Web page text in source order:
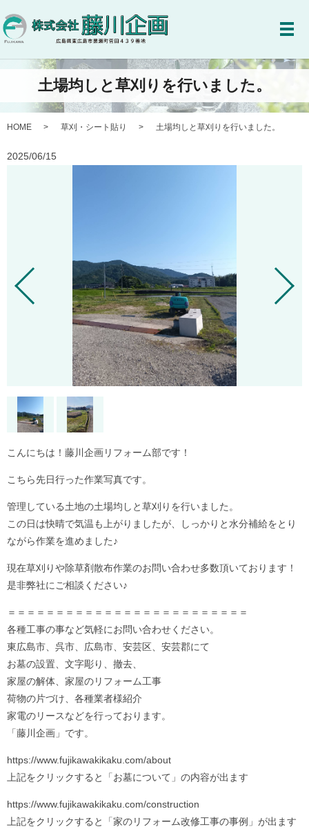
メ
土場均しと草刈りを行いました。
HOME 草刈・シート貼り 土場均しと草刈りを行いました。
2025/06/15
こんにちは！藤川企画リフォーム部です！
こちら先日行った作業写真です。
管理している土地の土場均しと草刈りを行いました。
この日は快晴で気温も上がりましたが、しっかりと水分補給をとり
ながら作業を進めました♪
現在草刈りや除草剤散布作業のお問い合わせ多数頂いております！
是非弊社にご相談ください♪
＝＝＝＝＝＝＝＝＝＝＝＝＝＝＝＝＝＝＝＝＝＝＝＝＝
各種工事の事など気軽にお問い合わせください。
東広島市、呉市、広島市、安芸区、安芸郡にて
お墓の設置、文字彫り、撤去、
家屋の解体、家屋のリフォーム工事
荷物の片づけ、各種業者様紹介
家電のリースなどを行っております。
「藤川企画」です。
https://www.fujikawakikaku.com/about
上記をクリックすると「お墓について」の内容が出ます
https://www.fujikawakikaku.com/construction
上記をクリックすると「家のリフォーム改修工事の事例」が出ます